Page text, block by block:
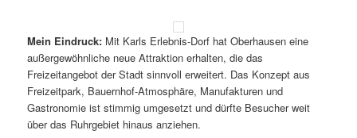
Mein Eindruck: Mit Karls Erlebnis-Dorf hat Oberhausen eine
außergewöhnliche neue Attraktion erhalten, die das
Freizeitangebot der Stadt sinnvoll erweitert. Das Konzept aus
Freizeitpark, Bauernhof-Atmosphäre, Manufakturen und
Gastronomie ist stimmig umgesetzt und dürfte Besucher weit
über das Ruhrgebiet hinaus anziehen.